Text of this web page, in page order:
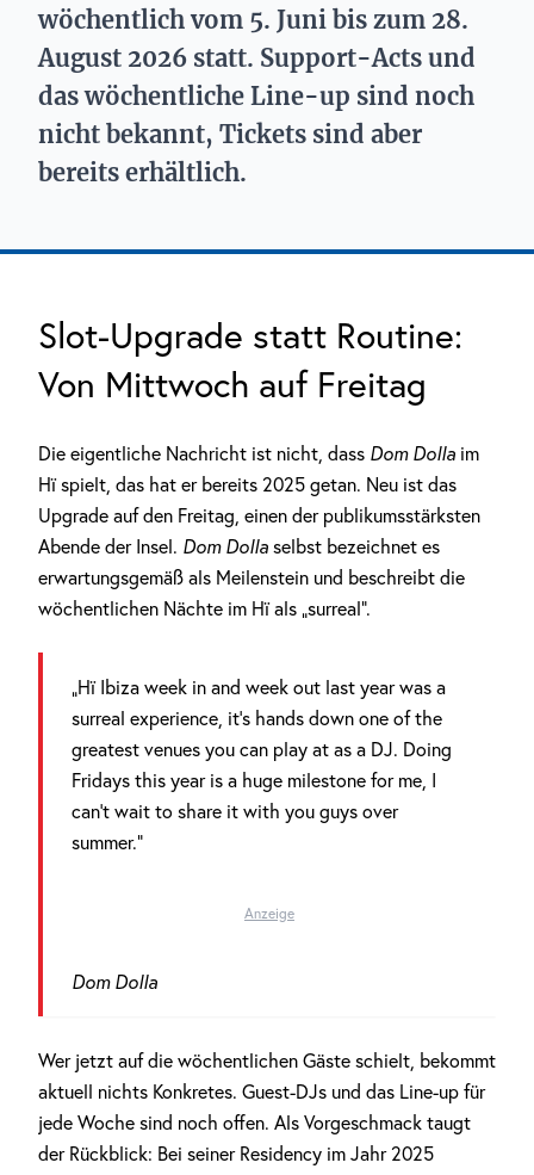
wöchentlich vom 5. Juni bis zum 28.
August 2026 statt. Support-Acts und
das wöchentliche Line-up sind noch
nicht bekannt, Tickets sind aber
bereits erhältlich.
Slot-Upgrade statt Routine:
Von Mittwoch auf Freitag
Die eigentliche Nachricht ist nicht, dass Dom Dolla im
Hï spielt, das hat er bereits 2025 getan. Neu ist das
Upgrade auf den Freitag, einen der publikumsstärksten
Abende der Insel. Dom Dolla selbst bezeichnet es
erwartungsgemäß als Meilenstein und beschreibt die
wöchentlichen Nächte im Hï als „surreal“.
„Hï Ibiza week in and week out last year was a
surreal experience, it’s hands down one of the
greatest venues you can play at as a DJ. Doing
Fridays this year is a huge milestone for me, I
can’t wait to share it with you guys over
summer.“
Anzeige
Dom Dolla
Wer jetzt auf die wöchentlichen Gäste schielt, bekommt
aktuell nichts Konkretes. Guest-DJs und das Line-up für
jede Woche sind noch offen. Als Vorgeschmack taugt
der Rückblick: Bei seiner Residency im Jahr 2025